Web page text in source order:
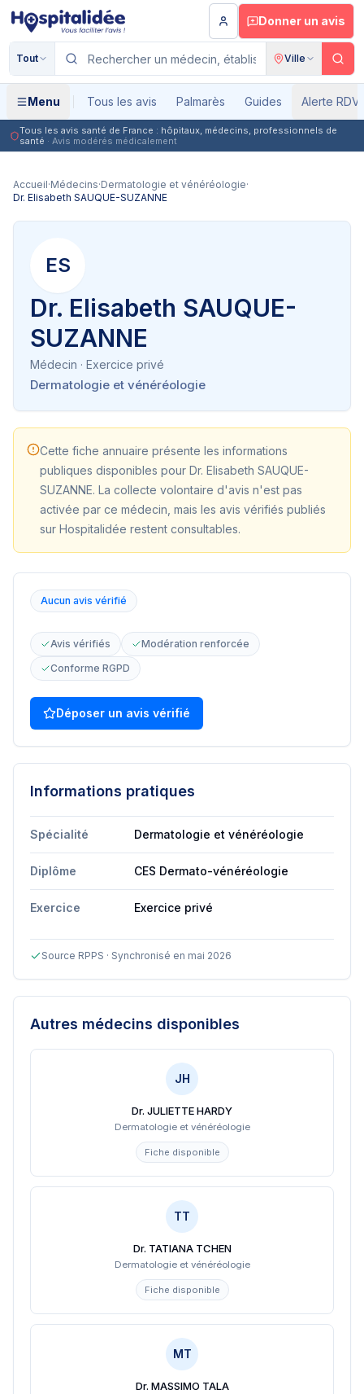
Aller au contenu principal
Donner un avis
Tout Ville
Menu Tous les avis Palmarès Guides Alerte RDV
Tous les avis santé de France : hôpitaux, médecins, professionnels de
santé · Avis modérés médicalement
Accueil·Médecins·Dermatologie et vénéréologie·
Dr. Elisabeth SAUQUE-SUZANNE
ES
Dr. Elisabeth SAUQUE-
SUZANNE
Médecin · Exercice privé
Dermatologie et vénéréologie
Cette fiche annuaire présente les informations
publiques disponibles pour Dr. Elisabeth SAUQUE-
SUZANNE. La collecte volontaire d'avis n'est pas
activée par ce médecin, mais les avis vérifiés publiés
sur Hospitalidée restent consultables.
Aucun avis vérifié
Avis vérifiés
Modération renforcée
Conforme RGPD
Déposer un avis vérifié
Informations pratiques
Spécialité Dermatologie et vénéréologie
Diplôme CES Dermato-vénéréologie
Exercice Exercice privé
Source RPPS · Synchronisé en mai 2026
Autres médecins disponibles
JH
Dr. JULIETTE HARDY
Dermatologie et vénéréologie
Fiche disponible
TT
Dr. TATIANA TCHEN
Dermatologie et vénéréologie
Fiche disponible
MT
Dr. MASSIMO TALA